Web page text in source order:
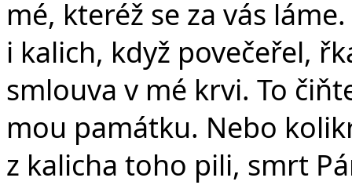
mé, kteréž se za vás
i kalich, když povečeřel,
smlouva v mé krvi. To
mou památku. Nebo
z kalicha toho pili, smrt